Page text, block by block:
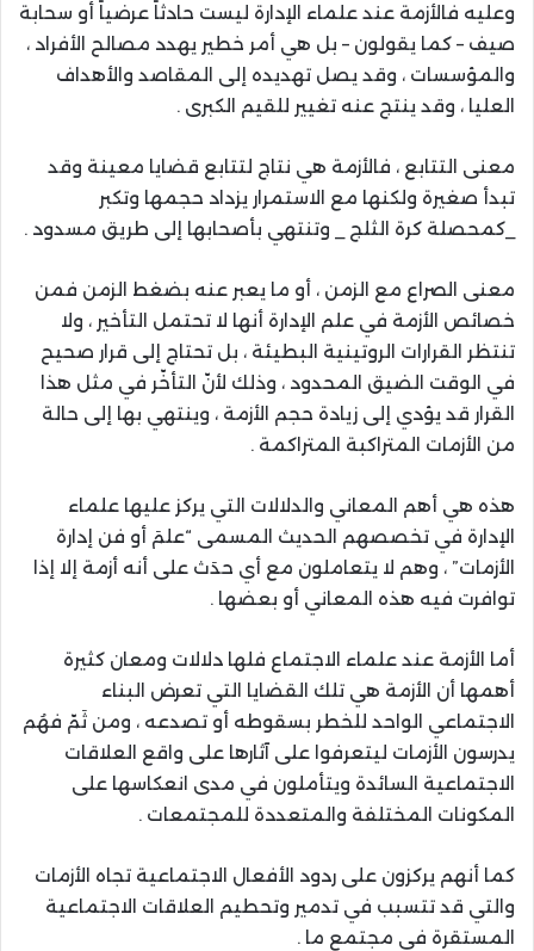
وعليه فالأزمة عند علماء الإدارة ليست حادثاً عرضياً أو سحابة
صيف – كما يقولون – بل هي أمر خطير يهدد مصالح الأفراد ،
والمؤسسات ، وقد يصل تهديده إلى المقاصد والأهداف
العليا ، وقد ينتج عنه تغيير للقيم الكبرى .
معنى التتابع ، فالأزمة هي نتاج لتتابع قضايا معينة وقد
تبدأ صغيرة ولكنها مع الاستمرار يزداد حجمها وتكبر
_كمحصلة كرة الثلج _ وتنتهي بأصحابها إلى طريق مسدود .
معنى الصراع مع الزمن ، أو ما يعبر عنه بضغط الزمن فمن
خصائص الأزمة في علم الإدارة أنها لا تحتمل التأخير ، ولا
تنتظر القرارات الروتينية البطيئة ، بل تحتاج إلى قرار صحيح
في الوقت الضيق المحدود ، وذلك لأنّ التأخّر في مثل هذا
القرار قد يؤدي إلى زيادة حجم الأزمة ، وينتهي بها إلى حالة
من الأزمات المتراكبة المتراكمة .
هذه هي أهم المعاني والدلالات التي يركز عليها علماء
الإدارة في تخصصهم الحديث المسمى “علمَ أو فن إدارة
الأزمات” ، وهم لا يتعاملون مع أي حدَث على أنه أزمة إلا إذا
توافرت فيه هذه المعاني أو بعضها .
أما الأزمة عند علماء الاجتماع فلها دلالات ومعان كثيرة
أهمها أن الأزمة هي تلك القضايا التي تعرض البناء
الاجتماعي الواحد للخطر بسقوطه أو تصدعه ، ومن ثَمّ فهُم
يدرسون الأزمات ليتعرفوا على آثارها على واقع العلاقات
الاجتماعية السائدة ويتأملون في مدى انعكاسها على
المكونات المختلفة والمتعددة للمجتمعات .
كما أنهم يركزون على ردود الأفعال الاجتماعية تجاه الأزمات
والتي قد تتسبب في تدمير وتحطيم العلاقات الاجتماعية
المستقرة في مجتمع ما .